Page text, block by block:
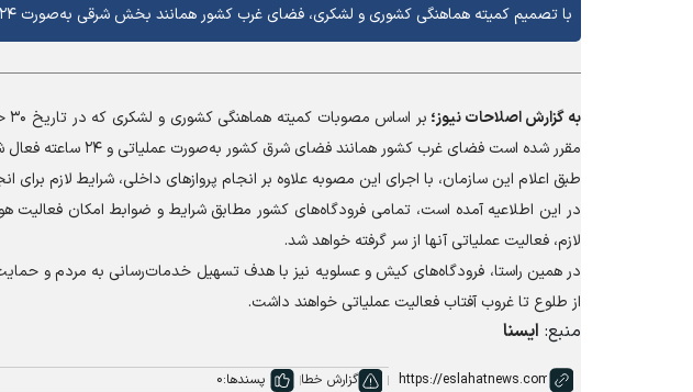
با تصمیم کمیته هماهنگی کشوری و لشکری، فضای غرب کشور همانند بخش شرقی به‌صورت ۲۴ ساعته عملیاتی شد.
به گزارشاصلاحات نیوز؛
مقرر شده است فضای غرب کشور همانند فضای شرق کشور به‌صورت عملیاتی و ۲۴ ساعته فعال شود.
طبق اعلام این سازمان، با اجرای این مصوبه علاوه بر انجام پرواز‌های داخلی، شرایط لازم برای
در این اطلاعیه آمده است، تمامی فرودگاه‌های کشور مطابق شرایط و ضوابط امکان فعالیت
لازم، فعالیت عملیاتی آنها از سر گرفته خواهد شد.
در همین راستا، فرودگاه‌های کیش و عسلویه نیز با هدف تسهیل خدمات‌رسانی به مردم و
از طلوع تا غروب آفتاب فعالیت عملیاتی خواهند داشت.
منبع: ایسنا
گزارش خطا پسندها:0